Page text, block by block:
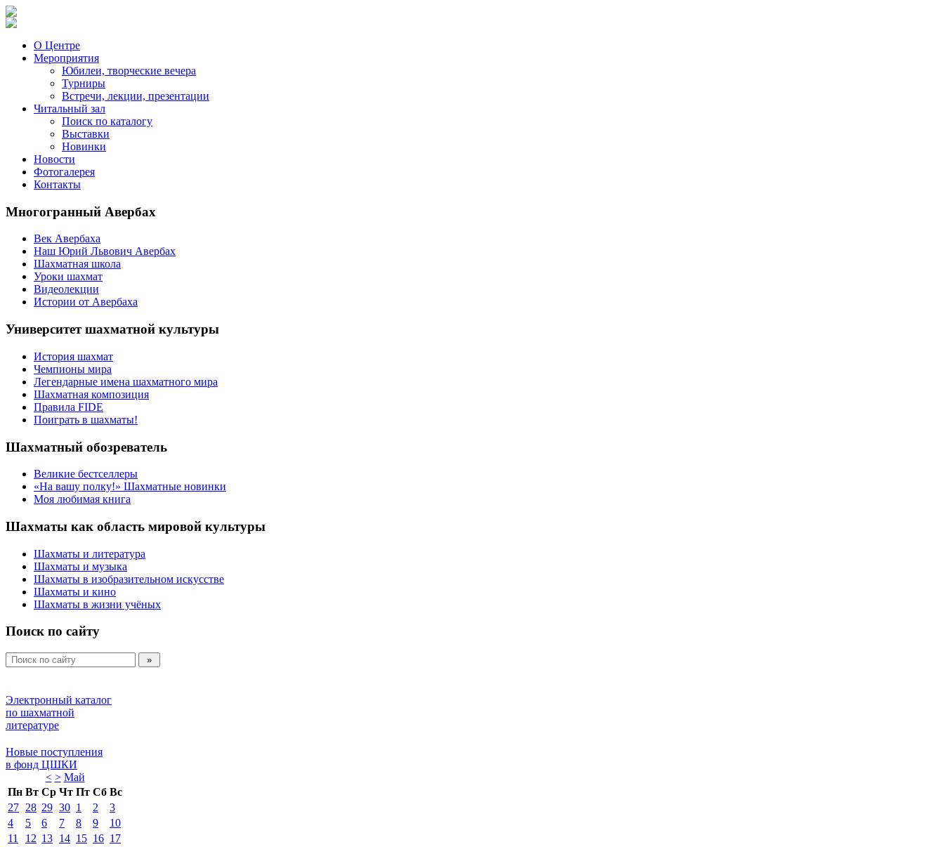
О Центре
Мероприятия
Юбилеи, творческие вечера
Турниры
Встречи, лекции, презентации
Читальный зал
Поиск по каталогу
Выставки
Новинки
Новости
Фотогалерея
Контакты
Многогранный Авербах
Век Авербаха
Наш Юрий Львович Авербах
Шахматная школа
Уроки шахмат
Видеолекции
Истории от Авербаха
Университет шахматной культуры
История шахмат
Чемпионы мира
Легендарные имена шахматного мира
Шахматная композиция
Правила FIDE
Поиграть в шахматы!
Шахматный обозреватель
Великие бестселлеры
«На вашу полку!» Шахматные новинки
Моя любимая книга
Шахматы как область мировой культуры
Шахматы и литература
Шахматы и музыка
Шахматы в изобразительном искусстве
Шахматы и кино
Шахматы в жизни учёных
Поиск по сайту
Электронный каталог
по шахматной
литературе
Новые поступления
в фонд ЦШКИ
< > Май
Пн Вт Ср Чт Пт Сб Вс
27 28 29 30 1 2
3
4
5 6 7 8 9
10
11
12 13 14 15 16 17